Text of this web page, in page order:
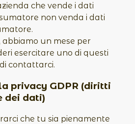
che vende i dati
non venda i dati
abbiamo un mese per
esercitare uno di questi
contattarci.
privacy GDPR (diritti
dei dati)
che tu sia pienamente